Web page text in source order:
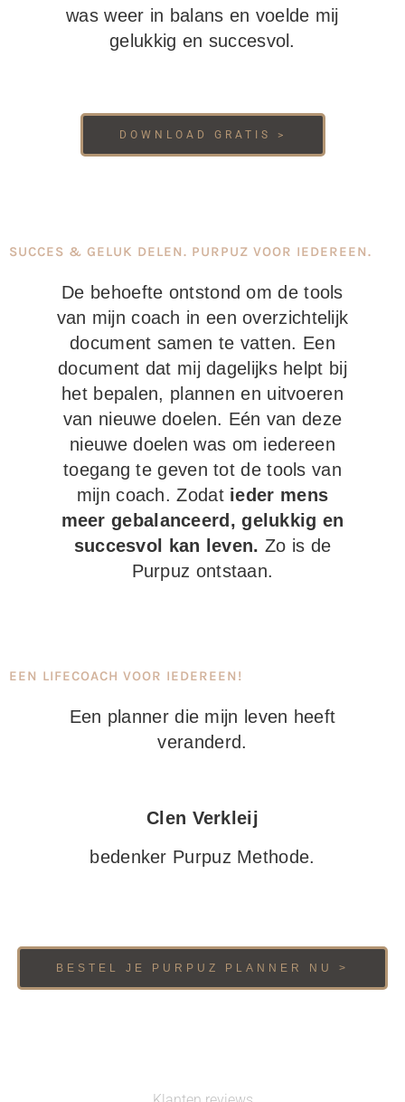
was weer in balans en voelde mij
gelukkig en succesvol.
DOWNLOAD GRATIS >
SUCCES & GELUK DELEN. PURPUZ VOOR IEDEREEN.
De behoefte ontstond om de tools
van mijn coach in een overzichtelijk
document samen te vatten. Een
document dat mij dagelijks helpt bij
het bepalen, plannen en uitvoeren
van nieuwe doelen. Eén van deze
nieuwe doelen was om iedereen
toegang te geven tot de tools van
mijn coach. Zodat ieder mens
meer gebalanceerd, gelukkig en
succesvol kan leven. Zo is de
Purpuz ontstaan.
EEN LIFECOACH VOOR IEDEREEN!
Een planner die mijn leven heeft
veranderd.
Clen Verkleij
bedenker Purpuz Methode.
BESTEL JE PURPUZ PLANNER NU >